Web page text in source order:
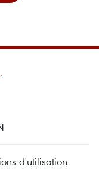
d'utilisation